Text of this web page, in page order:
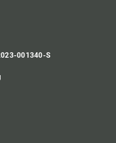
001340-S